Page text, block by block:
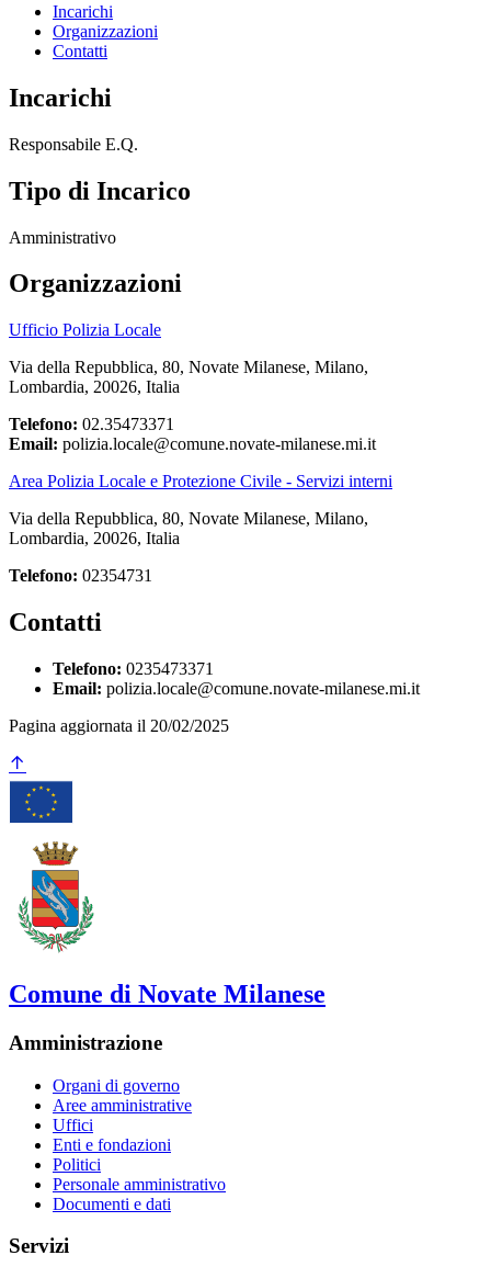
Incarichi
Organizzazioni
Contatti
Incarichi
Responsabile E.Q.
Tipo di Incarico
Amministrativo
Organizzazioni
Ufficio Polizia Locale
Via della Repubblica, 80, Novate Milanese, Milano,
Lombardia, 20026, Italia
Telefono: 02.35473371
Email: polizia.locale@comune.novate-milanese.mi.it
Area Polizia Locale e Protezione Civile - Servizi interni
Via della Repubblica, 80, Novate Milanese, Milano,
Lombardia, 20026, Italia
Telefono: 02354731
Contatti
Telefono: 0235473371
Email: polizia.locale@comune.novate-milanese.mi.it
Pagina aggiornata il 20/02/2025
Comune di Novate Milanese
Amministrazione
Organi di governo
Aree amministrative
Uffici
Enti e fondazioni
Politici
Personale amministrativo
Documenti e dati
Servizi